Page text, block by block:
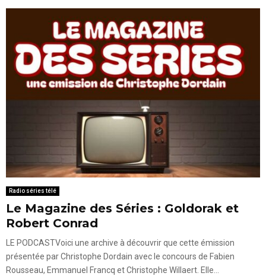
Radio séries télé
Le Magazine des Séries : Goldorak et
Robert Conrad
LE PODCASTVoici une archive à découvrir que cette émission
présentée par Christophe Dordain avec le concours de Fabien
Rousseau, Emmanuel Francq et Christophe Willaert. Elle...